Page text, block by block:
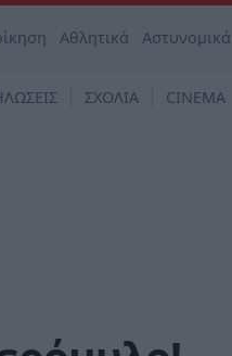
Αθλητικά Αστυνομικά
ΣΧΟΛΙΑ CINEMA